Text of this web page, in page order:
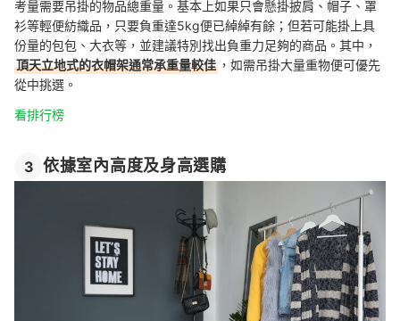
考量需要吊掛的物品總重量。基本上如果只會懸掛披肩、帽子、罩
衫等輕便紡織品，只要負重達5kg便已綽綽有餘；但若可能掛上具
份量的包包、大衣等，並建議特別找出負重力足夠的商品。其中，
頂天立地式的衣帽架通常承重量較佳 ，如需吊掛大量重物便可優先
從中挑選。
看排行榜
3 依據室內高度及身高選購